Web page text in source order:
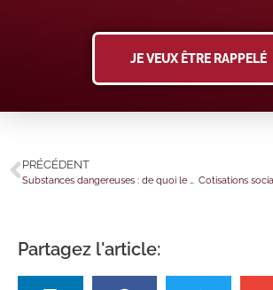
JE VEUX ÊTRE RAPPELÉ
PRÉCÉDENT
Substances dangereuses : de quoi le consommateur doit-il être informé ?
Partagez l'article: